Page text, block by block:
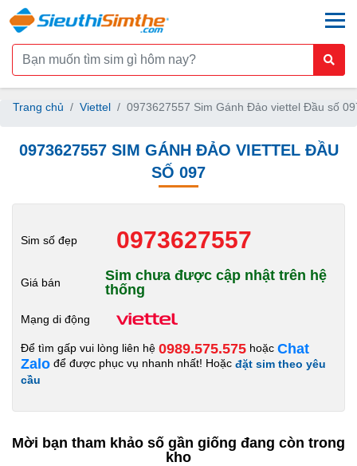
Trang chủ Viettel 0973627557 Sim Gánh Đảo viettel Đầu số
0973627557 SIM GÁNH ĐẢO VIETTEL ĐẦU
SỐ 097
Sim số đẹp 0973627557
Giá bán
Sim chưa được cập nhật trên hệ
thống
Mạng di động
Để tìm gấp vui lòng liên hệ 0989.575.575 hoặc Chat
Zalo để được phục vụ nhanh nhất! Hoặc đặt sim theo yêu
cầu
Mời bạn tham khảo số gần giống đang còn trong
kho